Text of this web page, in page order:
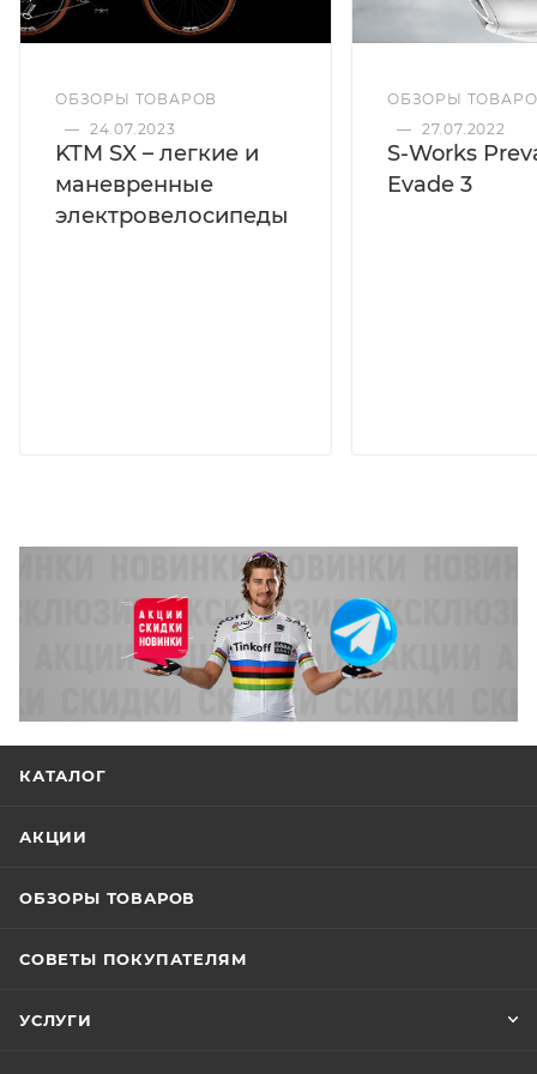
ОБЗОРЫ ТОВАРОВ
— 24.07.2023
KTM SX – легкие и
маневренные
электровелосипеды
ОБЗОРЫ
— 27.07.2022
S-Works
Evade 3
КАТАЛОГ
АКЦИИ
ОБЗОРЫ ТОВАРОВ
СОВЕТЫ ПОКУПАТЕЛЯМ
УСЛУГИ